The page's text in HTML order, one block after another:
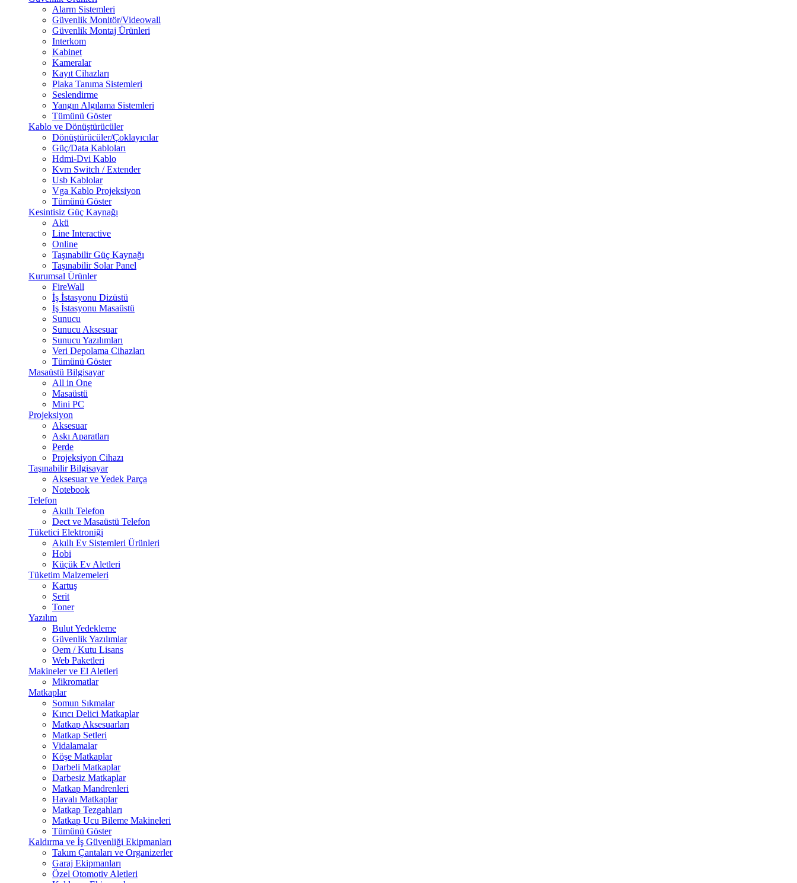
Alarm Sistemleri
Güvenlik Monitör/Videowall
Güvenlik Montaj Ürünleri
Interkom
Kabinet
Kameralar
Kayıt Cihazları
Plaka Tanıma Sistemleri
Seslendirme
Yangın Algılama Sistemleri
Tümünü Göster
Kablo ve Dönüştürücüler
Dönüştürücüler/Çoklayıcılar
Güç/Data Kabloları
Hdmi-Dvi Kablo
Kvm Switch / Extender
Usb Kablolar
Vga Kablo Projeksiyon
Tümünü Göster
Kesintisiz Güç Kaynağı
Akü
Line Interactive
Online
Taşınabilir Güç Kaynağı
Taşınabilir Solar Panel
Kurumsal Ürünler
FireWall
İş İstasyonu Dizüstü
İş İstasyonu Masaüstü
Sunucu
Sunucu Aksesuar
Sunucu Yazılımları
Veri Depolama Cihazları
Tümünü Göster
Masaüstü Bilgisayar
All in One
Masaüstü
Mini PC
Projeksiyon
Aksesuar
Askı Aparatları
Perde
Projeksiyon Cihazı
Taşınabilir Bilgisayar
Aksesuar ve Yedek Parça
Notebook
Telefon
Akıllı Telefon
Dect ve Masaüstü Telefon
Tüketici Elektroniği
Akıllı Ev Sistemleri Ürünleri
Hobi
Küçük Ev Aletleri
Tüketim Malzemeleri
Kartuş
Şerit
Toner
Yazılım
Bulut Yedekleme
Güvenlik Yazılımlar
Oem / Kutu Lisans
Web Paketleri
Makineler ve El Aletleri
Mikromatlar
Matkaplar
Somun Sıkmalar
Kırıcı Delici Matkaplar
Matkap Aksesuarları
Matkap Setleri
Vidalamalar
Köşe Matkaplar
Darbeli Matkaplar
Darbesiz Matkaplar
Matkap Mandrenleri
Havalı Matkaplar
Matkap Tezgahları
Matkap Ucu Bileme Makineleri
Tümünü Göster
Kaldırma ve İş Güvenliği Ekipmanları
Takım Çantaları ve Organizerler
Garaj Ekipmanları
Özel Otomotiv Aletleri